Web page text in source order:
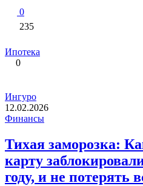
0
235
Ипотека
0
Ингуро
12.02.2026
Финансы
Тихая заморозка:
карту
году, и не потерять